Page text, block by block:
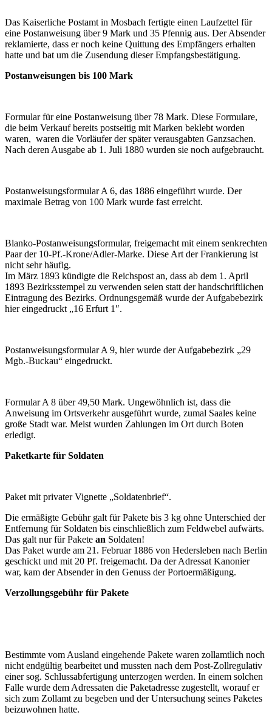
Das Kaiserliche Postamt in Mosbach fertigte einen Laufzettel für
eine Postanweisung über 9 Mark und 35 Pfennig aus. Der Absender
reklamierte, dass er noch keine Quittung des Empfängers erhalten
hatte und bat um die Zusendung dieser Empfangsbestätigung.
Postanweisungen bis 100 Mark
Formular für eine Postanweisung über 78 Mark. Diese Formulare,
die beim Verkauf bereits postseitig mit Marken beklebt worden
waren, waren die Vorläufer der später verausgabten Ganzsachen.
Nach deren Ausgabe ab 1. Juli 1880 wurden sie noch aufgebraucht.
Postanweisungsformular A 6, das 1886 eingeführt wurde. Der
maximale Betrag von 100 Mark wurde fast erreicht.
Blanko-Postanweisungsformular, freigemacht mit einem senkrechten
Paar der 10-Pf.-Krone/Adler-Marke. Diese Art der Frankierung ist
nicht sehr häufig.
Im März 1893 kündigte die Reichspost an, dass ab dem 1. April
1893 Bezirksstempel zu verwenden seien statt der handschriftlichen
Eintragung des Bezirks. Ordnungsgemäß wurde der Aufgabebezirk
hier eingedruckt „16 Erfurt 1″.
Postanweisungsformular A 9, hier wurde der Aufgabebezirk „29
Mgb.-Buckau“ eingedruckt.
Formular A 8 über 49,50 Mark. Ungewöhnlich ist, dass die
Anweisung im Ortsverkehr ausgeführt wurde, zumal Saales keine
große Stadt war. Meist wurden Zahlungen im Ort durch Boten
erledigt.
Paketkarte für Soldaten
Paket mit privater Vignette „Soldatenbrief“.
Die ermäßigte Gebühr galt für Pakete bis 3 kg ohne Unterschied der
Entfernung für Soldaten bis einschließlich zum Feldwebel aufwärts.
Das galt nur für Pakete an Soldaten!
Das Paket wurde am 21. Februar 1886 von Hedersleben nach Berlin
geschickt und mit 20 Pf. freigemacht. Da der Adressat Kanonier
war, kam der Absender in den Genuss der Portoermäßigung.
Verzollungsgebühr für Pakete
Bestimmte vom Ausland eingehende Pakete waren zollamtlich noch
nicht endgültig bearbeitet und mussten nach dem Post-Zollregulativ
einer sog. Schlussabfertigung unterzogen werden. In einem solchen
Falle wurde dem Adressaten die Paketadresse zugestellt, worauf er
sich zum Zollamt zu begeben und der Untersuchung seines Paketes
beizuwohnen hatte.